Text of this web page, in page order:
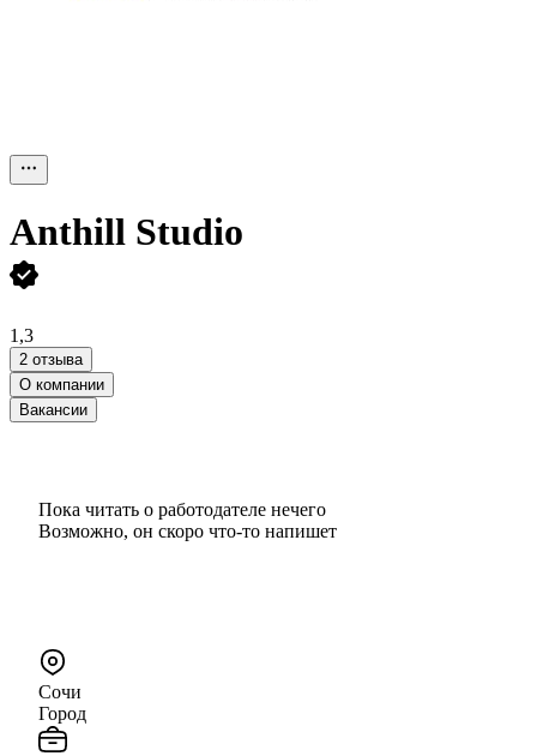
Anthill Studio
1,3
2 отзыва
О компании
Вакансии
Пока читать о работодателе нечего
Возможно, он скоро что‑то напишет
Сочи
Город